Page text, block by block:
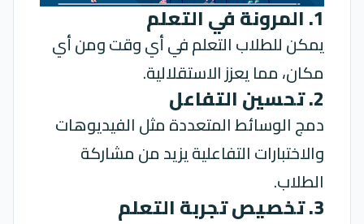
1. المرونة في التعلم
يمكن للطلاب التعلم في أي وقت ومن أي
مكان، مما يعزز الاستقلالية.
2. تحسين التفاعل
دمج الوسائط المتعددة مثل الفيديوهات
والاختبارات التفاعلية يزيد من مشاركة
الطلاب.
3. تخصيص تجربة التعلم